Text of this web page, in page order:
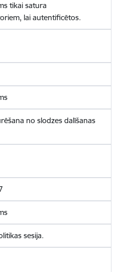
tikai satura
lai autentificētos.
no slodzes dalīšanas
sesija.